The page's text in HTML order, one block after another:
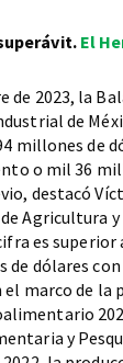
El
de 2023, la
de
millones de
o mil 36
destacó
Agricultura
es superior
dólares con
marco de la
y